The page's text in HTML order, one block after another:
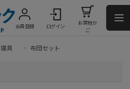
会員登録 ログイン
お買物か
ご
寝具 > 布団セット